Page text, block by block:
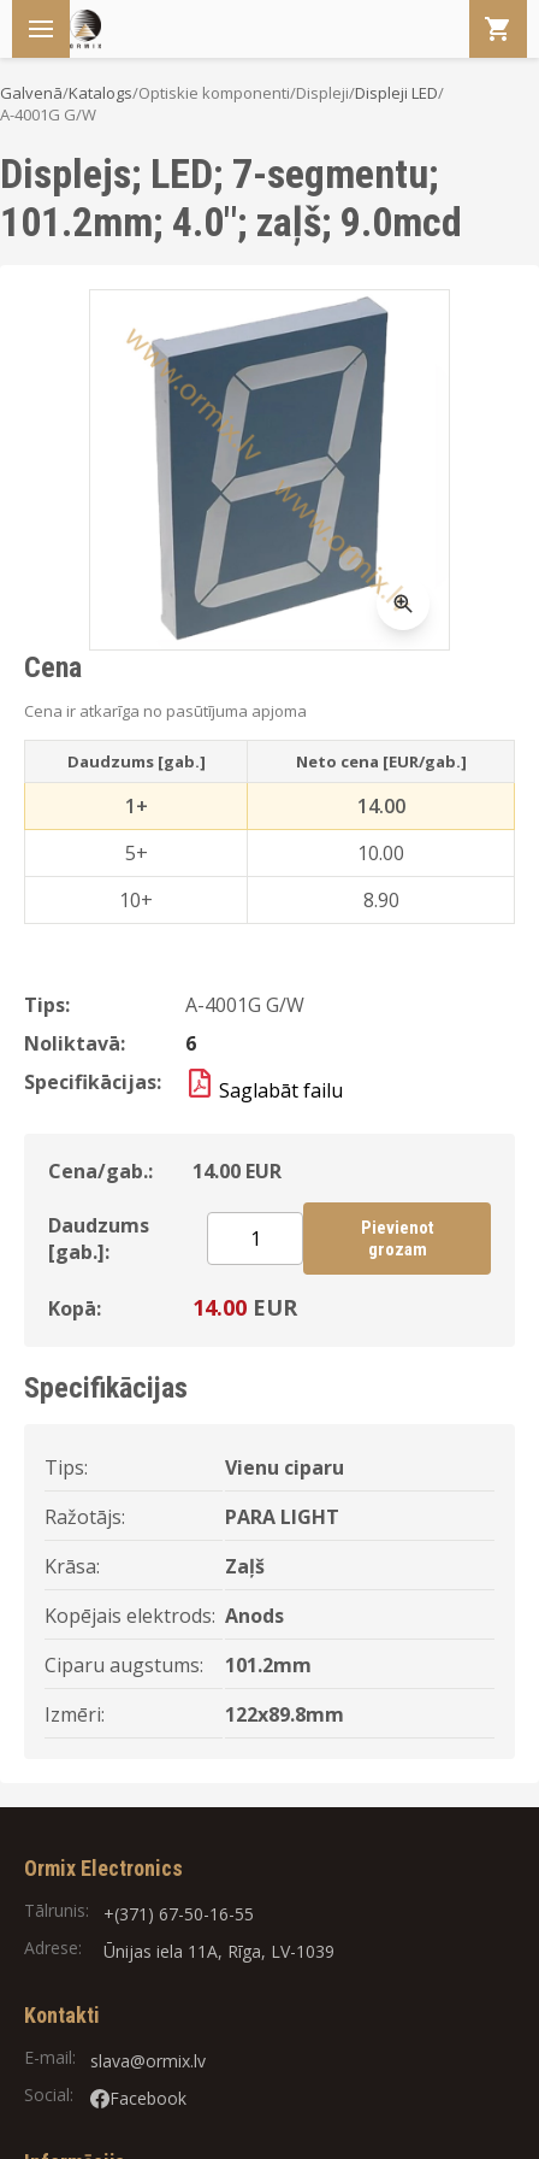
Galvenā/Katalogs/Optiskie komponenti/Displeji/Displeji LED/
A-4001G G/W
Displejs; LED; 7-segmentu;
101.2mm; 4.0"; zaļš; 9.0mcd
Tips:
A-4001G G/W
Noliktavā:
6
Specifikācijas:
Saglabāt failu
Cena/gab.: 14.00 EUR
Daudzums
[gab.]:
Pievienot
grozam
Kopā: 14.00 EUR
Cena
Cena ir atkarīga no pasūtījuma apjoma
Daudzums [gab.] Neto cena [EUR/gab.]
1+
14.00
5+
10.00
10+
8.90
Specifikācijas
Tips:
Vienu ciparu
Ražotājs:
PARA LIGHT
Krāsa:
Zaļš
Kopējais elektrods: Anods
Ciparu augstums:
101.2mm
Izmēri:
122x89.8mm
Ormix Electronics
Tālrunis:
+(371) 67-50-16-55
Adrese:
Ūnijas iela 11A, Rīga, LV-1039
Kontakti
E-mail:
slava@ormix.lv
Social:
Facebook